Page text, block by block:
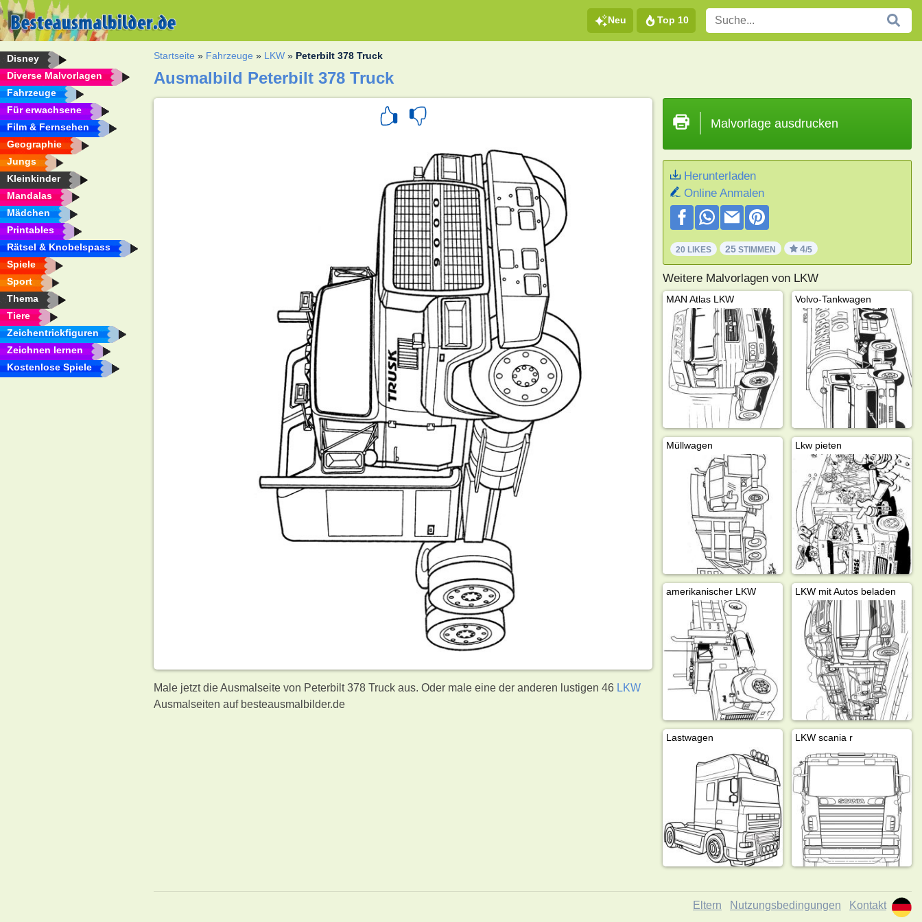
Neu Top 10
Disney
Diverse Malvorlagen
Fahrzeuge
Für erwachsene
Film & Fernsehen
Geographie
Jungs
Kleinkinder
Mandalas
Mädchen
Printables
Rätsel & Knobelspass
Spiele
Sport
Thema
Tiere
Zeichentrickfiguren
Zeichnen lernen
Kostenlose Spiele
Startseite » Fahrzeuge » LKW » Peterbilt 378 Truck
Ausmalbild Peterbilt 378 Truck
Male jetzt die Ausmalseite von Peterbilt 378 Truck aus. Oder male eine der anderen lustigen 46 LKW
Ausmalseiten auf besteausmalbilder.de
Malvorlage ausdrucken
Herunterladen
Online Anmalen
20 LIKES 25STIMMEN 4/5
Weitere Malvorlagen von LKW
MAN Atlas LKW Volvo-Tankwagen
Müllwagen Lkw pieten
amerikanischer LKW LKW mit Autos beladen
Lastwagen LKW scania r
Eltern Nutzungsbedingungen Kontakt